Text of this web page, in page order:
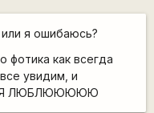
я ошибаюсь?
фотика как всегда
увидим, и
Я ЛЮБЛЮЮЮЮЮ